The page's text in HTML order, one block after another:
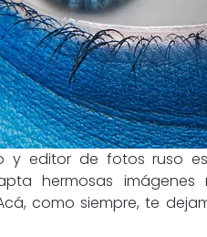
y editor de fotos ruso
hermosas
como siempre, te